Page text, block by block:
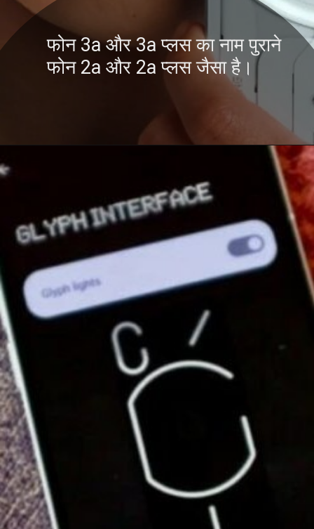
फोन 3a और 3a प्लस का नाम पुराने
फोन 2a और 2a प्लस जैसा है।